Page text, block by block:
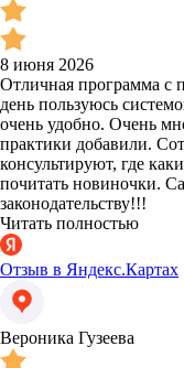
8 июня 2026
Отличная программа
день пользуюсь
очень удобно. Очень
практики добавили.
консультируют, где
почитать новиночки.
законодательству!!!
Читать полностью
Отзыв в Яндекс.Картах
Вероника Гузеева